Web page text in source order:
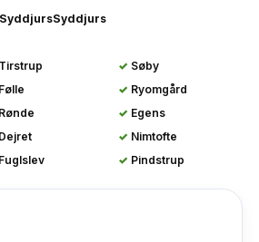
Syddjurs
Tirstrup
Søby
Følle
Ryomgård
Rønde
Egens
Dejret
Nimtofte
Fuglslev Pindstrup